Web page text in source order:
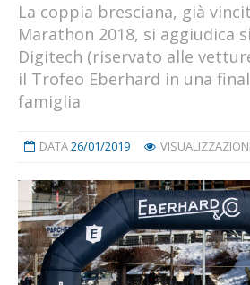
La coppia bresciana, già
Marathon 2018, si aggiudica
Digitech (riservato alle
il Trofeo Eberhard in una
famiglia
DATA26/01/2019 VISUALIZZAZIONI